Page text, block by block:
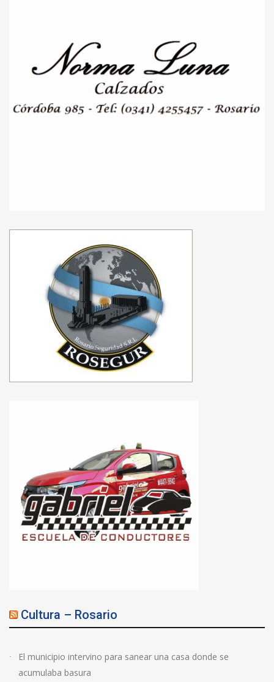
Cultura – Rosario
El municipio intervino para sanear una casa donde se
acumulaba basura